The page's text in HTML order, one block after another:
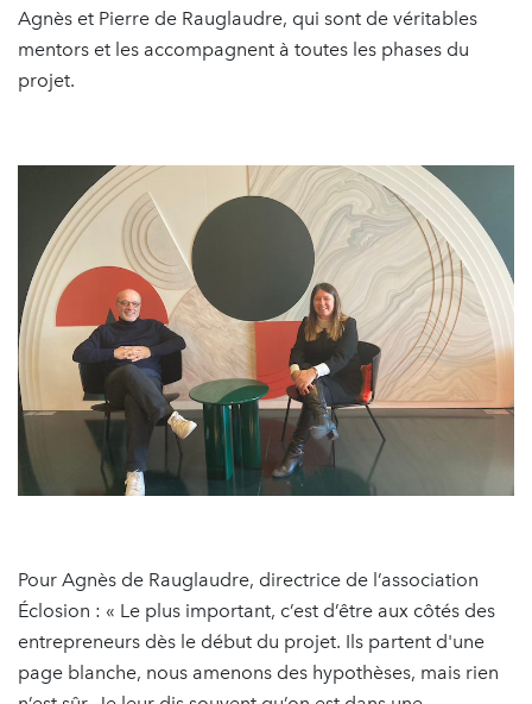
Agnès et Pierre de Rauglaudre, qui sont de véritables
mentors et les accompagnent à toutes les phases du
projet.
Pour Agnès de Rauglaudre, directrice de l’association
Éclosion : « Le plus important, c’est d’être aux côtés des
entrepreneurs dès le début du projet. Ils partent d'une
page blanche, nous amenons des hypothèses, mais rien